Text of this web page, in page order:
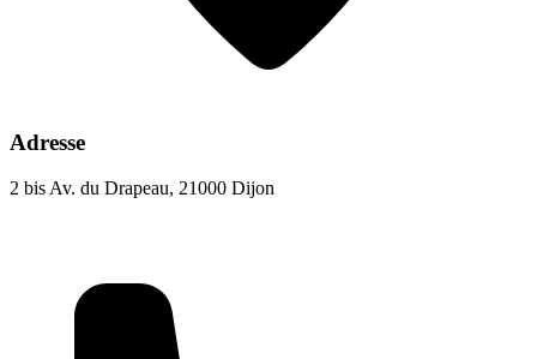
Adresse
2 bis Av. du Drapeau, 21000 Dijon